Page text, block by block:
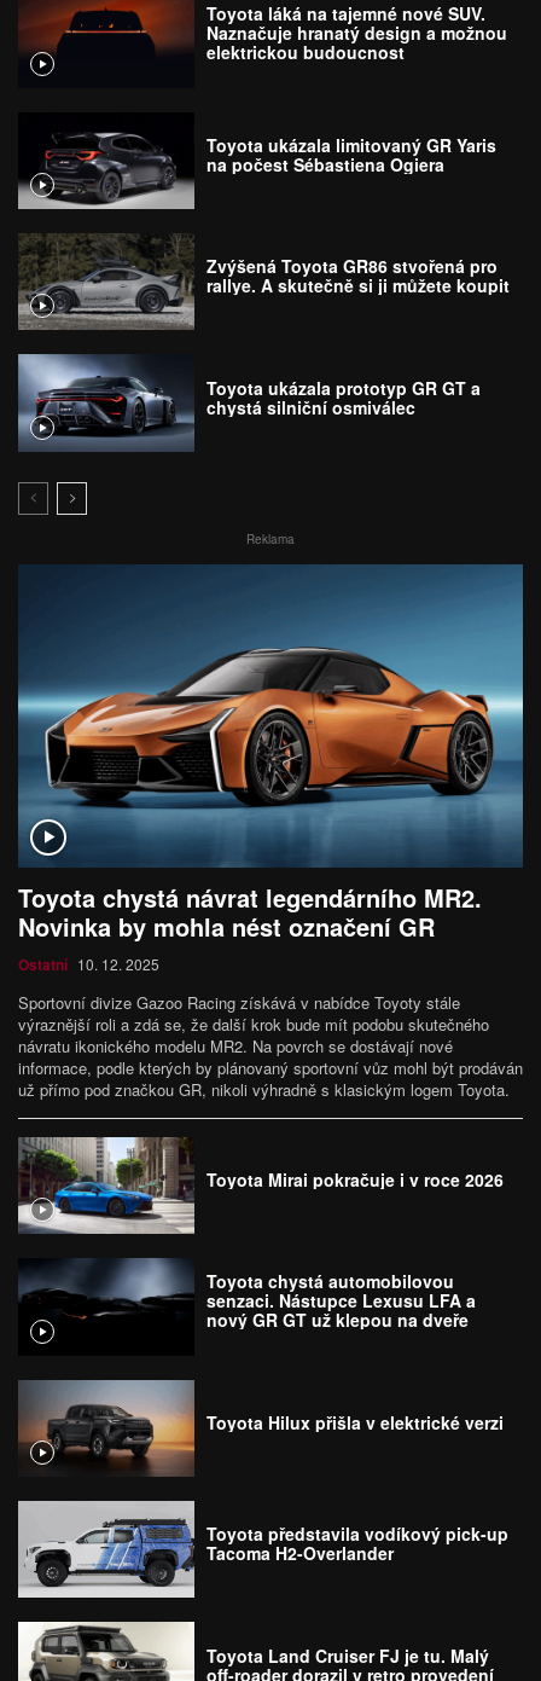
Toyota láká na tajemné nové SUV.
Naznačuje hranatý design a možnou
elektrickou budoucnost
Toyota ukázala limitovaný GR Yaris
na počest Sébastiena Ogiera
Zvýšená Toyota GR86 stvořená pro
rallye. A skutečně si ji můžete koupit
Toyota ukázala prototyp GR GT a
chystá silniční osmiválec
Reklama
Toyota chystá návrat legendárního MR2.
Novinka by mohla nést označení GR
Ostatní 10. 12. 2025
Sportovní divize Gazoo Racing získává v nabídce Toyoty stále
výraznější roli a zdá se, že další krok bude mít podobu skutečného
návratu ikonického modelu MR2. Na povrch se dostávají nové
informace, podle kterých by plánovaný sportovní vůz mohl být prodáván
už přímo pod značkou GR, nikoli výhradně s klasickým logem Toyota.
Toyota Mirai pokračuje i v roce 2026
Toyota chystá automobilovou
senzaci. Nástupce Lexusu LFA a
nový GR GT už klepou na dveře
Toyota Hilux přišla v elektrické verzi
Toyota představila vodíkový pick-up
Tacoma H2-Overlander
Toyota Land Cruiser FJ je tu. Malý
off-roader dorazil v retro provedení